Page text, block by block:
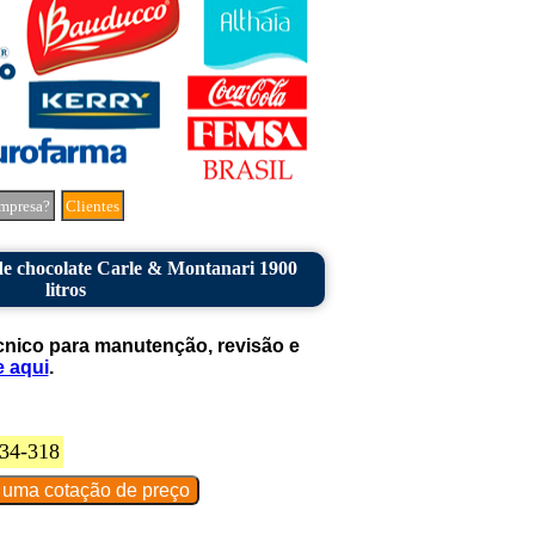
Clientes
chocolate Carle & Montanari 1900
litros
para manutenção, revisão e
aqui.
318